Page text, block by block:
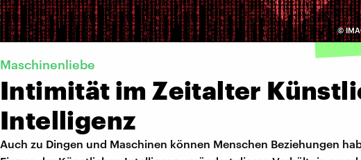
©
Maschinenliebe
Intimität im Zeitalter
Intelligenz
Auch zu Dingen und Maschinen können Menschen Beziehungen